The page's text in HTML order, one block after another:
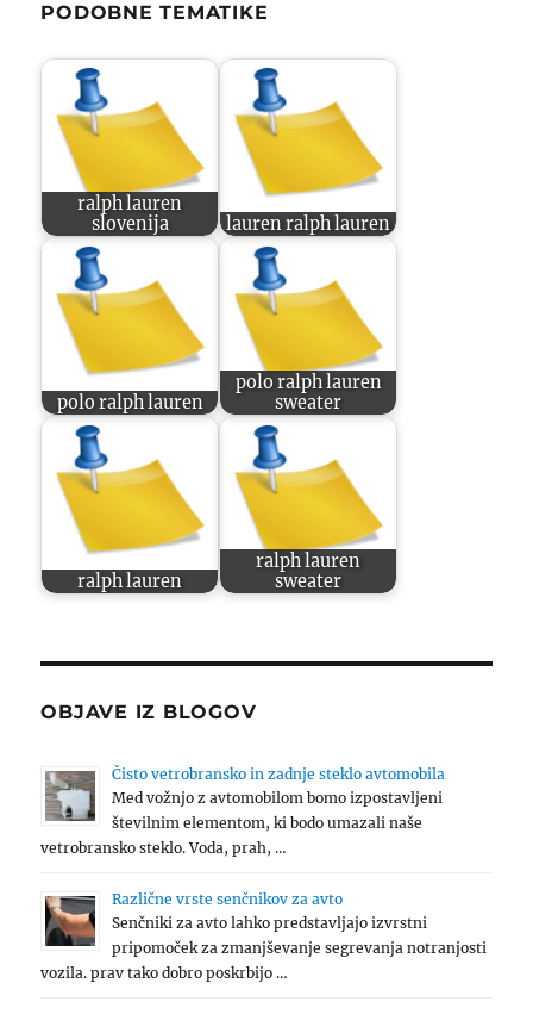
PODOBNE TEMATIKE
ralph lauren
slovenija
lauren ralph lauren
polo ralph lauren
polo ralph lauren
sweater
ralph lauren
ralph lauren
sweater
OBJAVE IZ BLOGOV
Čisto vetrobransko in zadnje steklo avtomobila
Med vožnjo z avtomobilom bomo izpostavljeni
številnim elementom, ki bodo umazali naše
vetrobransko steklo. Voda, prah, …
Različne vrste senčnikov za avto
Senčniki za avto lahko predstavljajo izvrstni
pripomoček za zmanjševanje segrevanja notranjosti
vozila. prav tako dobro poskrbijo …